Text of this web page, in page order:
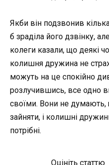
Якби він подзвонив
б зраділа його дзвінку,
колеги казали, що деякі
колишня дружина не
можуть на це спокійно
розлучившись, все одно
своїми. Вони не думають,
зайняти, і колишні
потрібні.
Оцініть статтю